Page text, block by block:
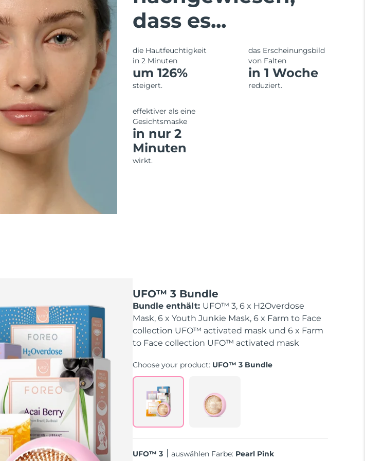
dass es...
die Hautfeuchtigkeit
in 2 Minuten
um 126%
steigert.
das Erscheinungsbild
von Falten
in 1 Woche
reduziert.
effektiver als eine
Gesichtsmaske
in nur 2
Minuten
wirkt.
UFO™ 3 Bundle
Bundle enthält: UFO™ 3, 6 x H2Overdose
Mask, 6 x Youth Junkie Mask, 6 x Farm to Face
collection UFO™ activated mask und 6 x Farm
to Face collection UFO™ activated mask
Choose your product: UFO™ 3 Bundle
UFO™ 3 Auswählen Farbe: Pearl Pink